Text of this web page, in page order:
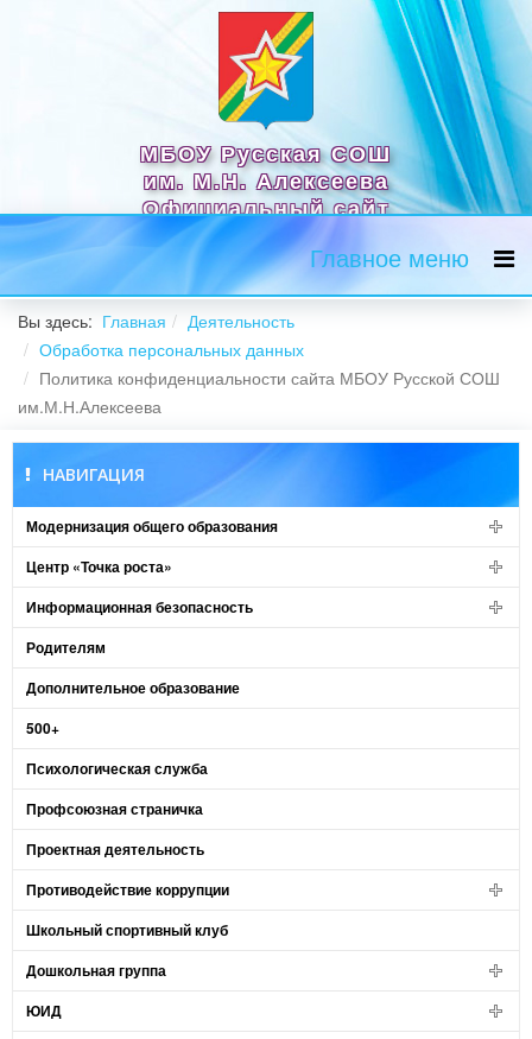
МБОУ Русская СОШ
им. М.Н. Алексеева
Официальный сайт
Главное меню
Вы здесь: Главная
Деятельность
Обработка персональных данных
Политика конфиденциальности сайта МБОУ Русской СОШ
им.М.Н.Алексеева
НАВИГАЦИЯ
Модернизация общего образования
Центр «Точка роста»
Информационная безопасность
Родителям
Дополнительное образование
500+
Психологическая служба
Профсоюзная страничка
Проектная деятельность
Противодействие коррупции
Школьный спортивный клуб
Дошкольная группа
ЮИД